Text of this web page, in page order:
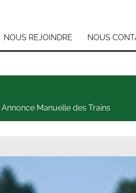
NOUS REJOINDRE NOUS
Annonce Manuelle des Trains